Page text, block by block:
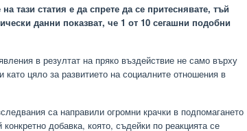
тази статия е да спрете да се притеснявате, тъй
данни показват, че 1 от 10 сегашни подобни
в резултат на пряко въздействие не само върху
цяло за развитието на социалните отношения в
са направили огромни крачки в подпомагането
добавка, която, съдейки по реакцията се